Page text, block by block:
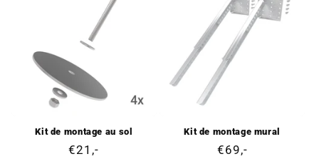
Kit de montage au sol
Prix
€21,-
Kit de montage mural
Prix
€69,-